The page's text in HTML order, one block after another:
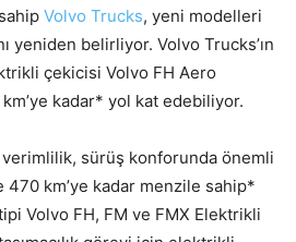
Volvo Trucks, yeni modelleri
yeniden belirliyor. Volvo Trucks’ın
çekicisi Volvo FH Aero
kadar* yol kat edebiliyor.
sürüş konforunda önemli
km’ye kadar menzile sahip*
Volvo FH, FM ve FMX Elektrikli